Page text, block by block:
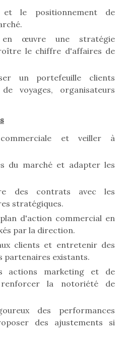
le positionnement de
œuvre une stratégie
le chiffre d'affaires de
un portefeuille clients
voyages, organisateurs
commerciale et veiller à
du marché et adapter les
des contrats avec les
stratégiques.
d'action commercial en
par la direction.
clients et entretenir des
partenaires existants.
actions marketing et de
renforcer la notoriété de
des performances
des ajustements si